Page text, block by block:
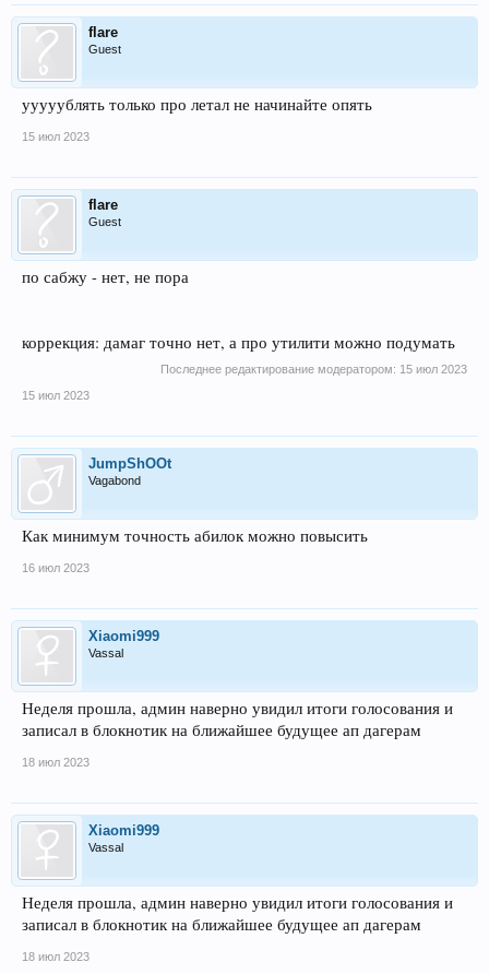
flare
Guest
ууууублять только про летал не начинайте опять
15 июл 2023
flare
Guest
по сабжу - нет, не пора
коррекция: дамаг точно нет, а про утилити можно подумать
Последнее редактирование модератором: 15 июл 2023
15 июл 2023
JumpShOOt
Vagabond
Как минимум точность абилок можно повысить
16 июл 2023
Xiaomi999
Vassal
Неделя прошла, админ наверно увидил итоги голосования и
записал в блокнотик на ближайшее будущее ап дагерам
18 июл 2023
Xiaomi999
Vassal
Неделя прошла, админ наверно увидил итоги голосования и
записал в блокнотик на ближайшее будущее ап дагерам
18 июл 2023